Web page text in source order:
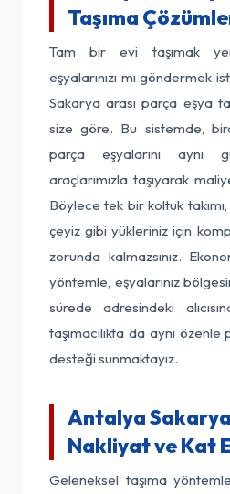
Taşıma
Tam bir evi taşımak
eşyalarınızı mı göndermek
Sakarya arası parça eşya
size göre. Bu sistemde,
parça eşyalarını aynı
araçlarımızla taşıyarak
Böylece tek bir koltuk
çeyiz gibi yükleriniz için
zorunda kalmazsınız.
yöntemle, eşyalarınız
sürede adresindeki
taşımacılıkta da aynı
desteği sunmaktayız.
Antalya
Nakliyat ve Kat
Geleneksel taşıma